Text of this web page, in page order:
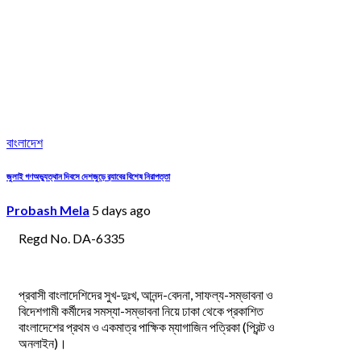
বাংলাদেশ
জুলাই গণঅভ্যুত্থান দিবসে দেশজুড়ে র‌্যাবের বিশেষ নিরাপত্তা
Probash Mela 5 days ago
Regd No. DA-6335
প্রবাসী বাংলাদেশিদের সুখ-দুঃখ, আনন্দ-বেদনা, সাফল্য-সম্ভাবনা ও
বিদেশগামী কর্মীদের সমস্যা-সম্ভাবনা নিয়ে ঢাকা থেকে প্রকাশিত
বাংলাদেশের প্রথম ও একমাত্র পাক্ষিক ম্যাগাজিন পত্রিকা (প্রিন্ট ও
অনলাইন)।